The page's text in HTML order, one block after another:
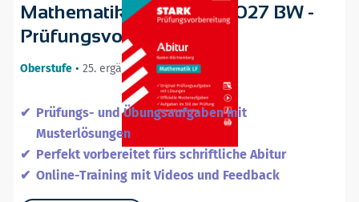
Mathematik LF - Abitur 2027 BW -
Prüfungsvorbereitung
Oberstufe • 25. ergänzte Auflage / 05.08.26
Prüfungs- und Übungsaufgaben mit
Musterlösungen
Perfekt vorbereitet fürs schriftliche Abitur
Online-Training mit Videos und Feedback